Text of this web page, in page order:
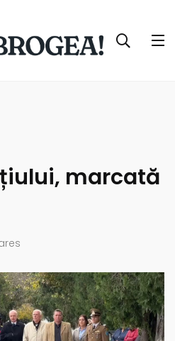
marcată